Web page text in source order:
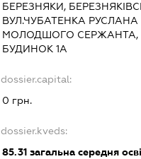
БЕРЕЗНЯКИ,
ВУЛ.ЧУБАТЕНКА РУСЛАНА
МОЛОДШОГО СЕРЖАНТА,
БУДИНОК 1А
dossier.capital:
0 грн.
dossier.kveds:
85.31загальна середня